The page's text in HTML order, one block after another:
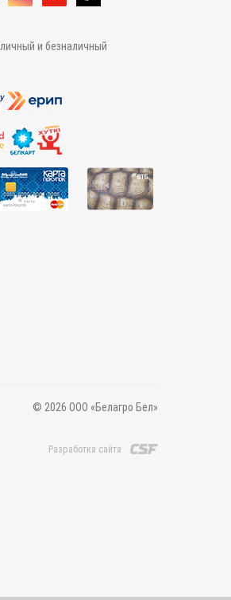
и безналичный
© 2026 ООО «Белагро Бел»
Разработка сайта